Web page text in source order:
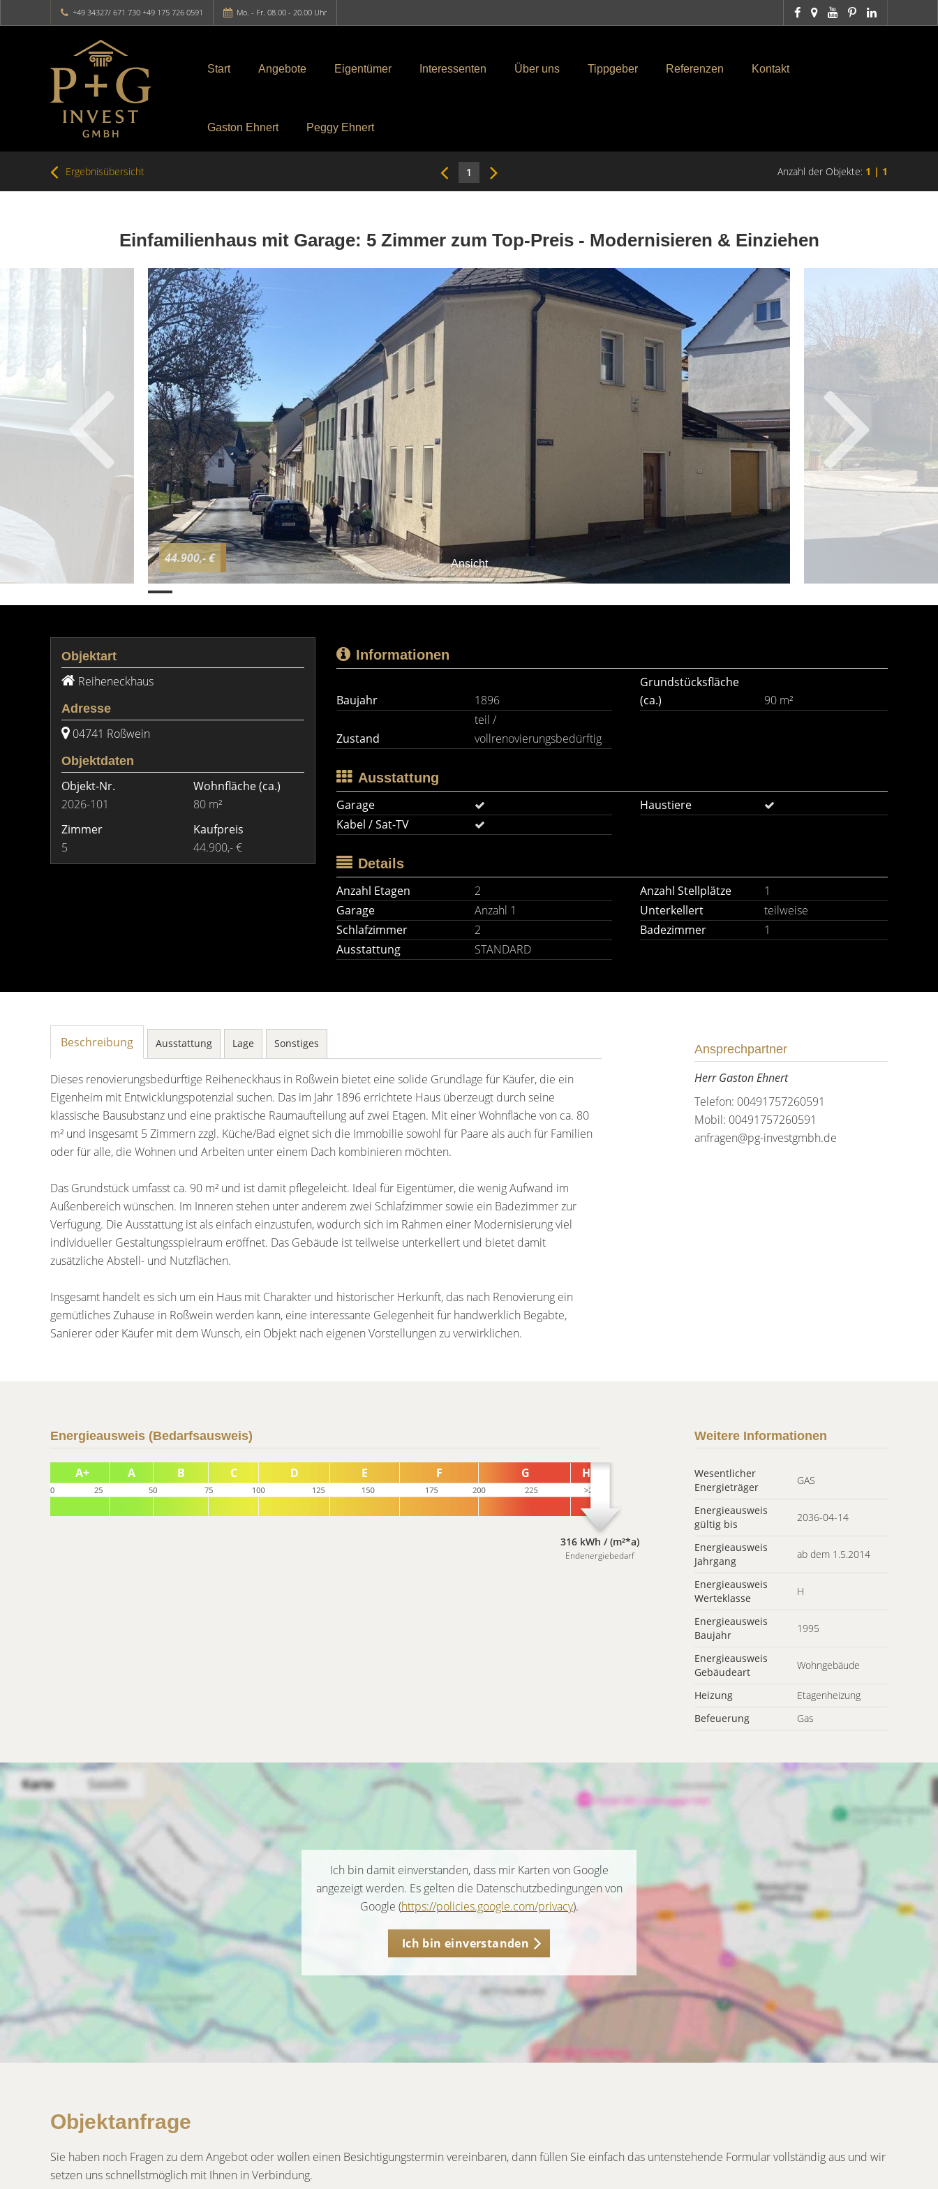
+49 34327/ 671 730 +49 175 726 0591 Mo. - Fr. 08.00 - 20.00 Uhr
Start Angebote Eigentümer Interessenten Über uns Tippgeber Referenzen Kontakt
Gaston Ehnert Peggy Ehnert
Ergebnisübersicht 1 Anzahl der Objekte: 1 | 1
Einfamilienhaus mit Garage: 5 Zimmer zum Top-Preis - Modernisieren & Einziehen
Ansicht
44.900,- €
Objektart
Reiheneckhaus
Adresse
04741 Roßwein
Objektdaten
Objekt-Nr.
2026-101
Wohnfläche(ca.)
80 m²
Zimmer
5
Kaufpreis
44.900,- €
Informationen
Baujahr 1896
Grundstücksfläche
(ca.)
90 m²
Zustand
teil /
vollrenovierungsbedürftig
Ausstattung
Garage
Haustiere
Kabel / Sat-TV
Details
Anzahl Etagen
2 Anzahl Stellplätze
1
Garage
Anzahl 1 Unterkellert
teilweise
Schlafzimmer
2 Badezimmer
1
Ausstattung
STANDARD
Beschreibung Ausstattung Lage Sonstiges
Dieses renovierungsbedürftige Reiheneckhaus in Roßwein bietet eine solide Grundlage für Käufer, die ein
Eigenheim mit Entwicklungspotenzial suchen. Das im Jahr 1896 errichtete Haus überzeugt durch seine
klassische Bausubstanz und eine praktische Raumaufteilung auf zwei Etagen. Mit einer Wohnfläche von ca. 80
m² und insgesamt 5 Zimmern zzgl. Küche/Bad eignet sich die Immobilie sowohl für Paare als auch für Familien
oder für alle, die Wohnen und Arbeiten unter einem Dach kombinieren möchten.
Das Grundstück umfasst ca. 90 m² und ist damit pflegeleicht. Ideal für Eigentümer, die wenig Aufwand im
Außenbereich wünschen. Im Inneren stehen unter anderem zwei Schlafzimmer sowie ein Badezimmer zur
Verfügung. Die Ausstattung ist als einfach einzustufen, wodurch sich im Rahmen einer Modernisierung viel
individueller Gestaltungsspielraum eröffnet. Das Gebäude ist teilweise unterkellert und bietet damit
zusätzliche Abstell- und Nutzflächen.
Insgesamt handelt es sich um ein Haus mit Charakter und historischer Herkunft, das nach Renovierung ein
gemütliches Zuhause in Roßwein werden kann, eine interessante Gelegenheit für handwerklich Begabte,
Sanierer oder Käufer mit dem Wunsch, ein Objekt nach eigenen Vorstellungen zu verwirklichen.
Ansprechpartner
Herr Gaston Ehnert
Telefon: 00491757260591
Mobil: 00491757260591
anfragen@pg-investgmbh.de
Energieausweis (Bedarfsausweis)
316 kWh / (m²*a)
Endenergiebedarf
Weitere Informationen
Wesentlicher
Energieträger
GAS
Energieausweis
gültig bis
2036-04-14
Energieausweis
Jahrgang
ab dem 1.5.2014
Energieausweis
Werteklasse
H
Energieausweis
Baujahr
1995
Energieausweis
Gebäudeart
Wohngebäude
Heizung
Etagenheizung
Befeuerung
Gas
Ich bin damit einverstanden, dass mir Karten von Google
angezeigt werden. Es gelten die Datenschutzbedingungen von
Google (https://policies.google.com/privacy).
Ich bin einverstanden
Objektanfrage
Sie haben noch Fragen zu dem Angebot oder wollen einen Besichtigungstermin vereinbaren, dann füllen Sie einfach das untenstehende Formular vollständig aus und wir
setzen uns schnellstmöglich mit Ihnen in Verbindung.